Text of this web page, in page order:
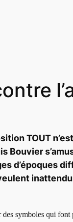
TOUT
Bouvier
d’époques
des symboles qui font